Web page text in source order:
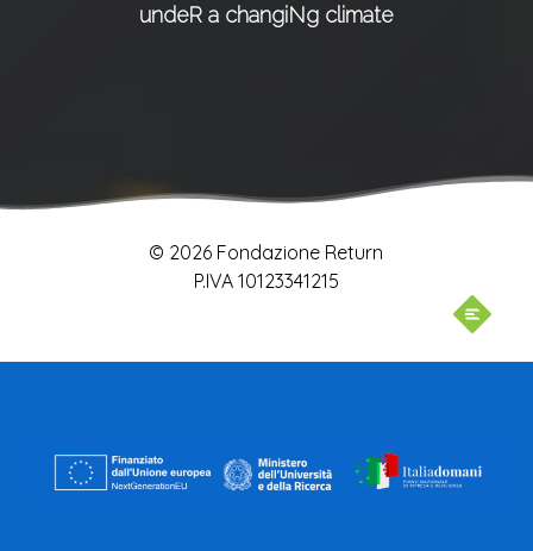
undeR a changiNg climate
© 2026 Fondazione Return
P.IVA 10123341215